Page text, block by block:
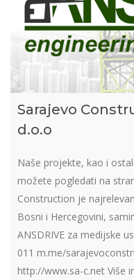
Sarajevo
d.o.o
Naše projekte, kao i
možete pogledati na
Construction je
Bosni i Hercegovini,
ANSDRIVE za medijske
011 m.me/
http://www.sa-c.net Više